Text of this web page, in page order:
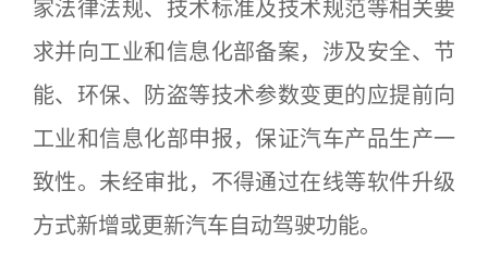
家法律法规、技术标准及技术规范等相关要
求并向工业和信息化部备案，涉及安全、节
能、环保、防盗等技术参数变更的应提前向
工业和信息化部申报，保证汽车产品生产一
致性。未经审批，不得通过在线等软件升级
方式新增或更新汽车自动驾驶功能。